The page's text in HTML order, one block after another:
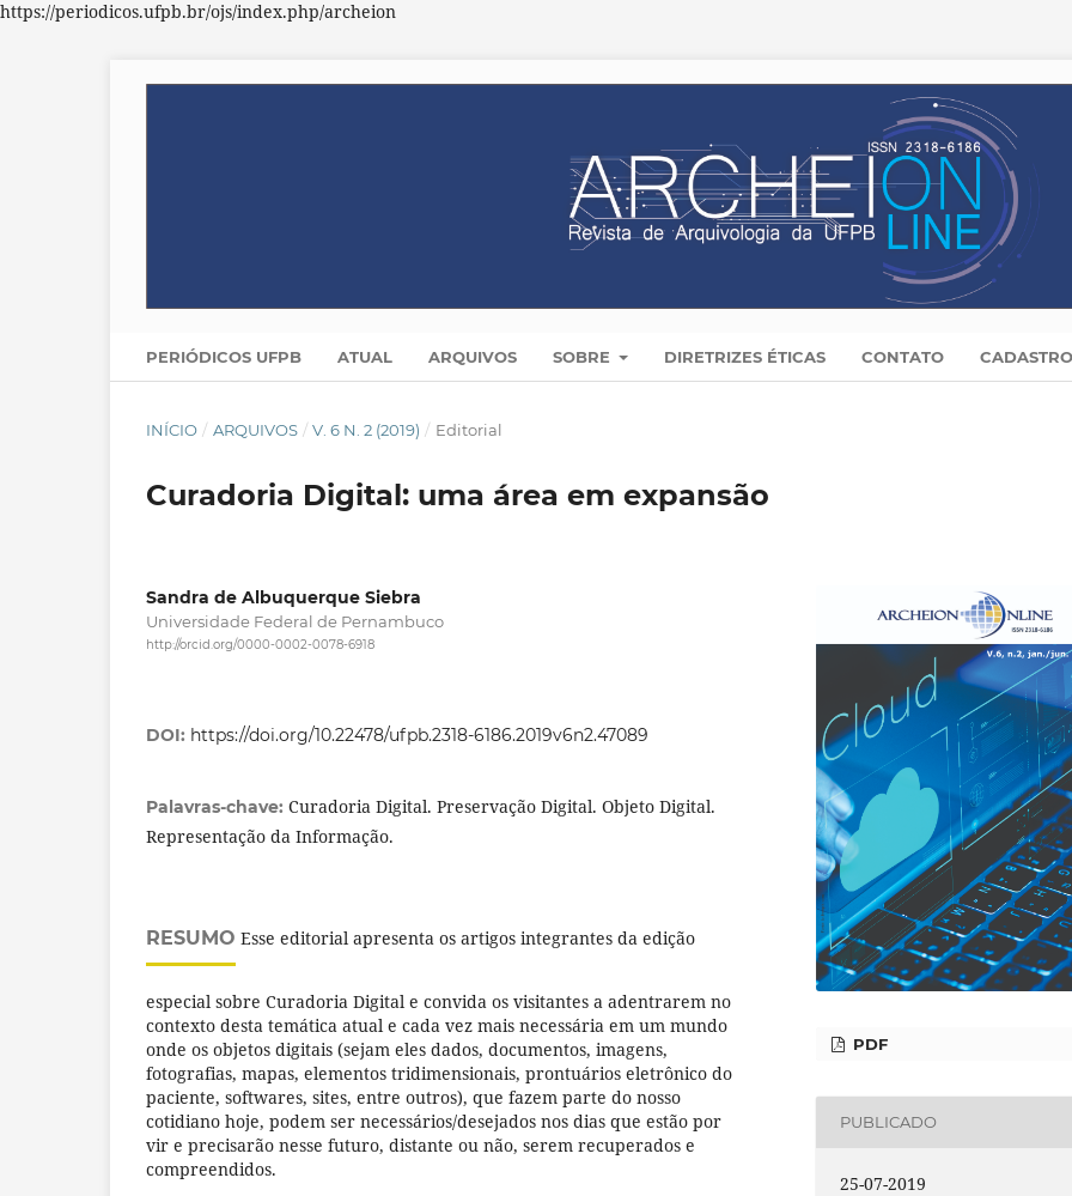
https://periodicos.ufpb.br/ojs/index.php/archeion
PERIÓDICOS UFPB ATUAL ARQUIVOS SOBRE DIRETRIZES ÉTICAS CONTATO
INÍCIO / ARQUIVOS / V. 6 N. 2 (2019) / Editorial
Curadoria Digital: uma área em expansão
Sandra de Albuquerque Siebra
Universidade Federal de Pernambuco
http://orcid.org/0000-0002-0078-6918
DOI: https://doi.org/10.22478/ufpb.2318-6186.2019v6n2.47089
Palavras-chave: Curadoria Digital. Preservação Digital. Objeto Digital.
Representação da Informação.
RESUMO Esse editorial apresenta os artigos integrantes da edição
especial sobre Curadoria Digital e convida os visitantes a adentrarem no
contexto desta temática atual e cada vez mais necessária em um mundo
onde os objetos digitais (sejam eles dados, documentos, imagens,
fotografias, mapas, elementos tridimensionais, prontuários eletrônico do
paciente, softwares, sites, entre outros), que fazem parte do nosso
cotidiano hoje, podem ser necessários/desejados nos dias que estão por
vir e precisarão nesse futuro, distante ou não, serem recuperados e
compreendidos.
PDF
PUBLICADO
25-07-2019